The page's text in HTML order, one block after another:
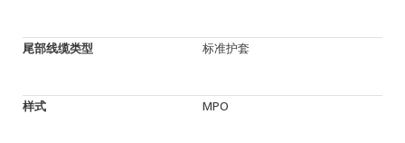
尾部线缆类型 标准护套
样式 MPO